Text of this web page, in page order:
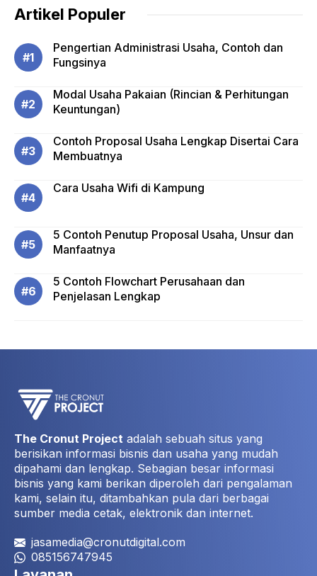
Artikel Populer
Pengertian Administrasi Usaha, Contoh dan
Fungsinya
Modal Usaha Pakaian (Rincian & Perhitungan
Keuntungan)
Contoh Proposal Usaha Lengkap Disertai Cara
Membuatnya
Cara Usaha Wifi di Kampung
5 Contoh Penutup Proposal Usaha, Unsur dan
Manfaatnya
5 Contoh Flowchart Perusahaan dan
Penjelasan Lengkap
The Cronut Project adalah sebuah situs yang
berisikan informasi bisnis dan usaha yang mudah
dipahami dan lengkap. Sebagian besar informasi
bisnis yang kami berikan diperoleh dari pengalaman
kami, selain itu, ditambahkan pula dari berbagai
sumber media cetak, elektronik dan internet.
jasamedia@cronutdigital.com
085156747945